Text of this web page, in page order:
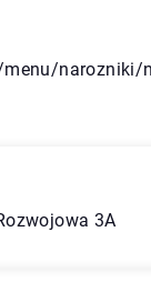
narozniki/
3A